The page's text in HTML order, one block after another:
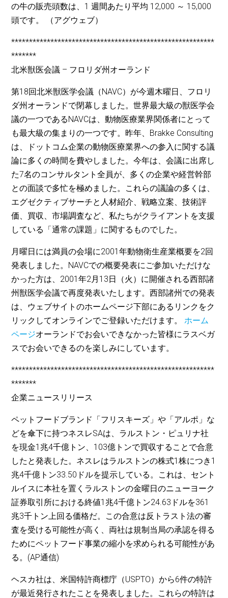
の牛の販売頭数は、1 週間あたり平均 12,000 ～ 15,000
頭です。 （アグウェブ）
*********************************************************
*******
北米獣医会議 – フロリダ州オーランド
第18回北米獣医学会議（NAVC）が今週木曜日、フロリ
ダ州オーランドで閉幕しました。世界最大級の獣医学会
議の一つであるNAVCは、動物医療業界関係者にとって
も最大級の集まりの一つです。昨年、Brakke Consulting
は、ドットコム企業の動物医療業界への参入に関する議
論に多くの時間を費やしました。今年は、会議に出席し
た7名のコンサルタント全員が、多くの企業や経営幹部
との面談で多忙を極めました。これらの議論の多くは、
エグゼクティブサーチと人材紹介、戦略立案、技術評
価、買収、市場調査など、私たちがクライアントを支援
している「通常の課題」に関するものでした。
月曜日には満員の会場に2001年動物衛生産業概要を2回
発表しました。NAVCでの概要発表にご参加いただけな
かった方は、2001年2月13日（火）に開催される西部諸
州獣医学会議で再度発表いたします。西部諸州での発表
は、ウェブサイトのホームページ下部にあるリンクをク
リックしてオンラインでご登録いただけます。ホーム
ページオーランドでお会いできなかった皆様にラスベガ
スでお会いできるのを楽しみにしています。
*********************************************************
*******
企業ニュースリリース
ペットフードブランド「フリスキーズ」や「アルポ」な
どを傘下に持つネスレSAは、ラルストン・ピュリナ社
を現金1兆4千億トン、103億トンで買収することで合意
したと発表した。ネスレはラルストンの株式1株につき1
兆4千億トン33.50ドルを提示している。これは、セント
ルイスに本社を置くラルストンの金曜日のニューヨーク
証券取引所における終値1兆4千億トン24.63ドルを361
兆3千トン上回る価格だ。この合意は反トラスト法の審
査を受ける可能性が高く、両社は規制当局の承認を得る
ためにペットフード事業の縮小を求められる可能性があ
る。(AP通信)
ヘスカ社は、米国特許商標庁（USPTO）から6件の特許
が最近発行されたことを発表しました。これらの特許は